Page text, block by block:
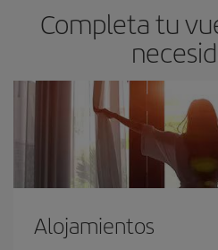
Completa tu
Alojamientos